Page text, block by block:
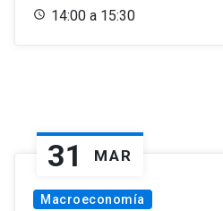
14:00 a 15:30
31 MAR
Macroeconomía